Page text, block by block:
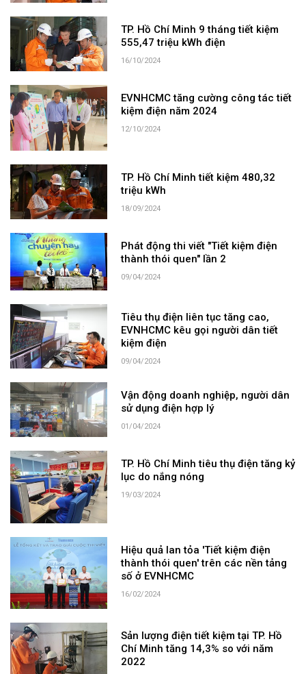
TP. Hồ Chí Minh 9 tháng tiết kiệm
555,47 triệu kWh điện
16/10/2024
EVNHCMC tăng cường công tác tiết
kiệm điện năm 2024
12/10/2024
TP. Hồ Chí Minh tiết kiệm 480,32
triệu kWh
18/09/2024
Phát động thi viết "Tiết kiệm điện
thành thói quen" lần 2
09/04/2024
Tiêu thụ điện liên tục tăng cao,
EVNHCMC kêu gọi người dân tiết
kiệm điện
09/04/2024
Vận động doanh nghiệp, người dân
sử dụng điện hợp lý
01/04/2024
TP. Hồ Chí Minh tiêu thụ điện tăng kỷ
lục do nắng nóng
19/03/2024
Hiệu quả lan tỏa 'Tiết kiệm điện
thành thói quen' trên các nền tảng
số ở EVNHCMC
16/02/2024
Sản lượng điện tiết kiệm tại TP. Hồ
Chí Minh tăng 14,3% so với năm
2022